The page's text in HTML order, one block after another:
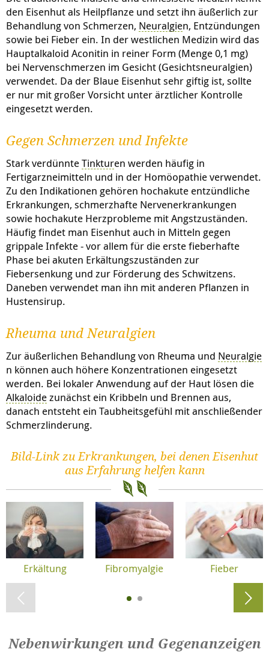
den Eisenhut als Heilpflanze und setzt ihn äußerlich zur
Behandlung von Schmerzen, Neuralgien, Entzündungen
sowie bei Fieber ein. In der westlichen Medizin wird das
Hauptalkaloid Aconitin in reiner Form (Menge 0,1 mg)
bei Nervenschmerzen im Gesicht (Gesichtsneuralgien)
verwendet. Da der Blaue Eisenhut sehr giftig ist, sollte
er nur mit großer Vorsicht unter ärztlicher Kontrolle
eingesetzt werden.
Gegen Schmerzen und Infekte
Stark verdünnteTinkturen werden häufig in
Fertigarzneimitteln und in der Homöopathie verwendet.
Zu den Indikationen gehören hochakute entzündliche
Erkrankungen, schmerzhafte Nervenerkrankungen
sowie hochakute Herzprobleme mit Angstzuständen.
Häufig findet man Eisenhut auch in Mitteln gegen
grippale Infekte - vor allem für die erste fieberhafte
Phase bei akuten Erkältungszuständen zur
Fiebersenkung und zur Förderung des Schwitzens.
Daneben verwendet man ihn mit anderen Pflanzen in
Hustensirup.
Rheuma und Neuralgien
Zur äußerlichen Behandlung von Rheuma und Neuralgie
n können auch höhere Konzentrationen eingesetzt
werden. Bei lokaler Anwendung auf der Haut lösen die
Alkaloidezunächst ein Kribbeln und Brennen aus,
danach entsteht ein Taubheitsgefühl mit anschließender
Schmerzlinderung.
Bild-Link zu Erkrankungen, bei denen Eisenhut
aus Erfahrung helfen kann
Erkältung Fibromyalgie Fieber
Nebenwirkungen und Gegenanzeigen